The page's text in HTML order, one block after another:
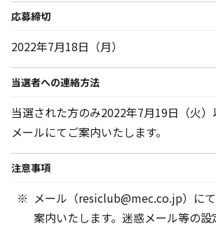
応募締切
2022年7月18日（月）
当選者への連絡方法
当選された方のみ2022年7月19日（火）
メールにてご案内いたします。
注意事項
メール（resiclub@mec.co.jp）に
案内いたします。迷惑メール等の